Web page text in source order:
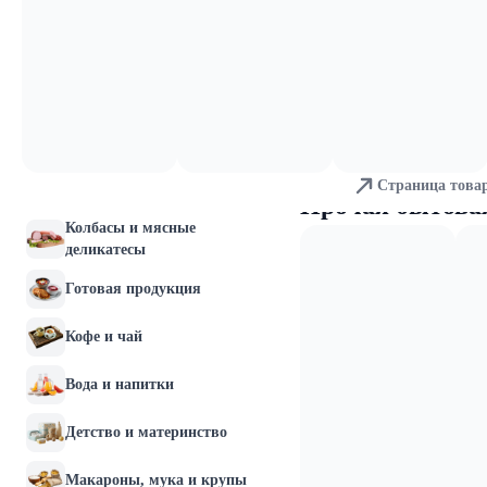
Колбасы и мясные
деликатесы
Готовая продукция
Кофе и чай
Вода и напитки
Детство и материнство
Макароны, мука и крупы
Прочая
Страница